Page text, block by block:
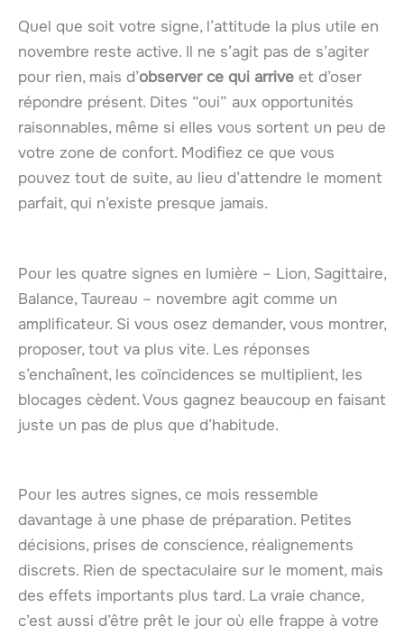
Quel que soit votre signe, l’attitude la plus utile en
novembre reste active. Il ne s’agit pas de s’agiter
pour rien, mais d’observer ce qui arrive et d’oser
répondre présent. Dites “oui” aux opportunités
raisonnables, même si elles vous sortent un peu de
votre zone de confort. Modifiez ce que vous
pouvez tout de suite, au lieu d’attendre le moment
parfait, qui n’existe presque jamais.
Pour les quatre signes en lumière – Lion, Sagittaire,
Balance, Taureau – novembre agit comme un
amplificateur. Si vous osez demander, vous montrer,
proposer, tout va plus vite. Les réponses
s’enchaînent, les coïncidences se multiplient, les
blocages cèdent. Vous gagnez beaucoup en faisant
juste un pas de plus que d’habitude.
Pour les autres signes, ce mois ressemble
davantage à une phase de préparation. Petites
décisions, prises de conscience, réalignements
discrets. Rien de spectaculaire sur le moment, mais
des effets importants plus tard. La vraie chance,
c’est aussi d’être prêt le jour où elle frappe à votre